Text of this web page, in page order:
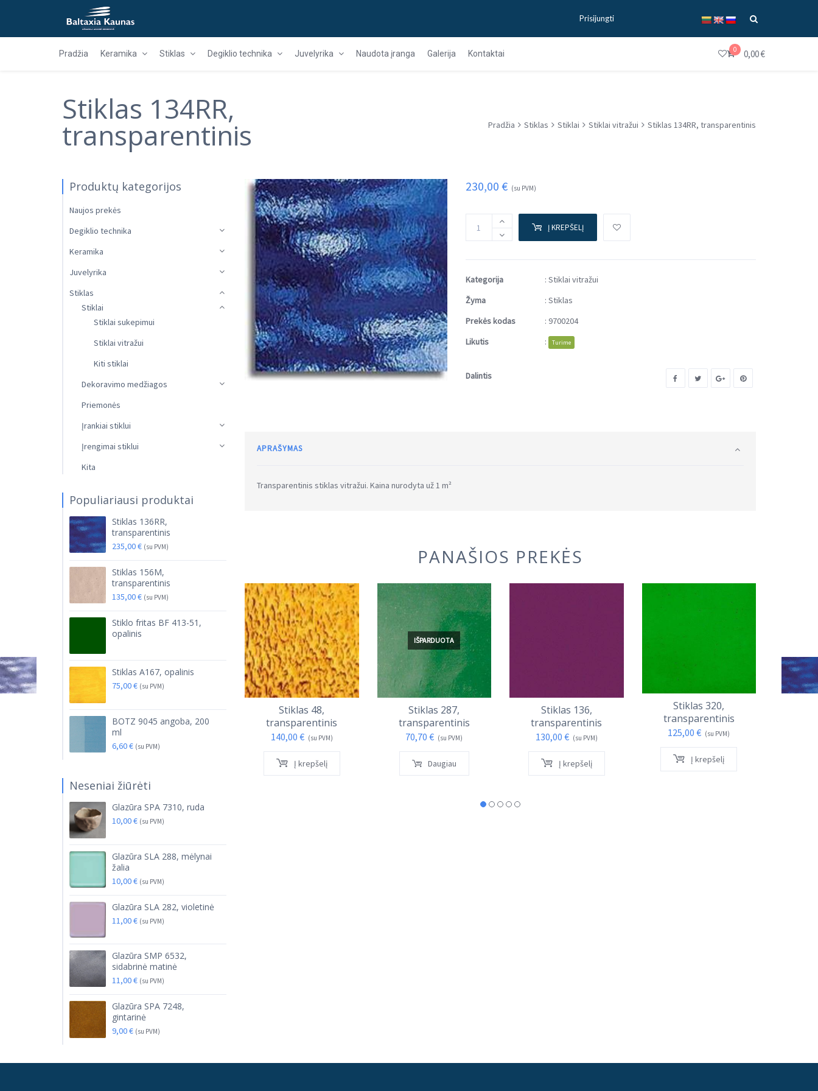
Prisijungti
Pradžia Keramika Stiklas Degiklio technika Juvelyrika Naudota įranga Galerija Kontaktai 0 0,00€
Stiklas 134RR,
transparentinis Pradžia Stiklas Stiklai Stiklai vitražui Stiklas 134RR, transparentinis
230,00 € (su PVM)
Į KREPŠELĮ
Kategorija : Stiklai vitražui
Žyma
: Stiklas
Prekės kodas
: 9700204
Likutis
: Turime
Dalintis
APRAŠYMAS
Transparentinis stiklas vitražui. Kaina nurodyta už 1 m²
PANAŠIOS PREKĖS
Stiklas 48,
transparentinis
140,00 € (su PVM)
Į krepšelį
IŠPARDUOTA
Stiklas 287,
transparentinis
70,70€ (su PVM)
Daugiau
Stiklas 136,
transparentinis
130,00 € (su PVM)
Į krepšelį
Stiklas 320,
transparentinis
125,00€ (su PVM)
Į krepšelį
Produktų kategorijos
Naujos prekės
Degiklio technika
Keramika
Juvelyrika
Stiklas
Stiklai
Stiklai sukepimui
Stiklai vitražui
Kiti stiklai
Dekoravimo medžiagos
Priemonės
Įrankiai stiklui
Įrengimai stiklui
Kita
Populiariausi produktai
Stiklas 136RR,
transparentinis
235,00€ (su PVM)
Stiklas 156M,
transparentinis
135,00€ (su PVM)
Stiklo fritas BF 413-51,
opalinis
Stiklas A167, opalinis
75,00€ (su PVM)
BOTZ 9045 angoba, 200
ml
6,60€ (su PVM)
Neseniai žiūrėti
Glazūra SPA 7310, ruda
10,00€ (su PVM)
Glazūra SLA 288, mėlynai
žalia
10,00€ (su PVM)
Glazūra SLA 282, violetinė
11,00€ (su PVM)
Glazūra SMP 6532,
sidabrinė matinė
11,00€ (su PVM)
Glazūra SPA 7248,
gintarinė
9,00€ (su PVM)